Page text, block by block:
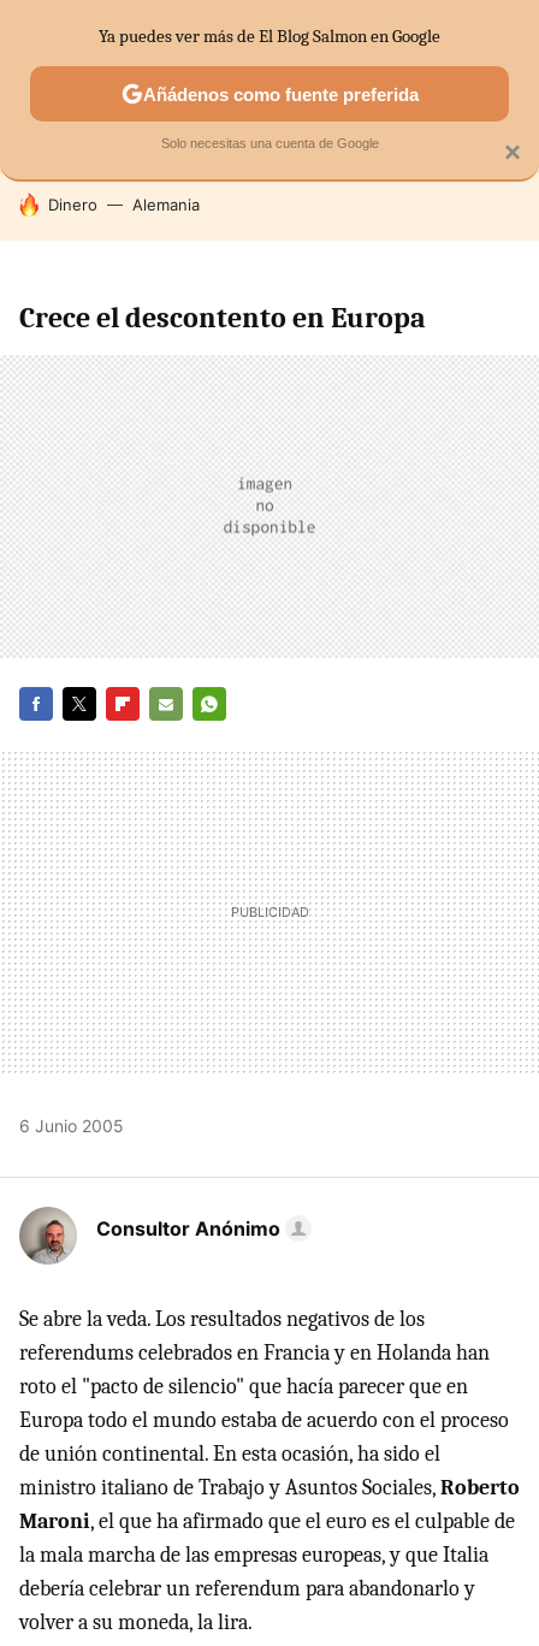
SECTORES ECONOMÍA DOMÉSTICA MERCADOS
HOY SE HABLA DE
Dinero Alemania
Crece el descontento en Europa
MAIL
6 Junio 2005
Consultor Anónimo
Se abre la veda. Los resultados negativos de los
referendums celebrados en Francia y en Holanda han
roto el "pacto de silencio" que hacía parecer que en
Europa todo el mundo estaba de acuerdo con el proceso
de unión continental. En esta ocasión, ha sido el
ministro italiano de Trabajo y Asuntos Sociales,Roberto
Maroni, el que ha afirmado que el euro es el culpable de
la mala marcha de las empresas europeas, y que Italia
debería celebrar un referendum para abandonarlo y
volver a su moneda, la lira.
×
Ya puedes ver más de El Blog Salmon en Google
Añádenos como fuente preferida
Solo necesitas una cuenta de Google